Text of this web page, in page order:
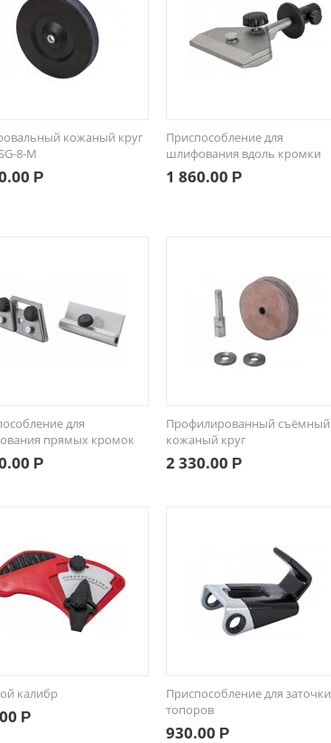
кожаный круг
8-M
Р
Приспособление для
шлифования вдоль кромки
1 860.00 Р
для
прямых кромок
Р
Профилированный съёмный
кожаный круг
2 330.00 Р
калибр
Р
Приспособление для заточки
топоров
930.00 Р